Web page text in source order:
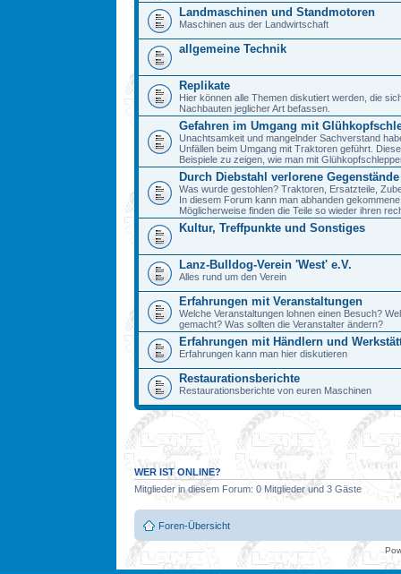
Landmaschinen und Standmotoren
Maschinen aus der Landwirtschaft
allgemeine Technik
Replikate
Hier können alle Themen diskutiert werden, die
Nachbauten jeglicher Art befassen.
Gefahren im Umgang mit
Unachtsamkeit und mangelnder Sachverstand
Unfällen beim Umgang mit Traktoren geführt.
Beispiele zu zeigen, wie man mit
Durch Diebstahl verlorene Gegenstände
Was wurde gestohlen? Traktoren, Ersatzteile,
In diesem Forum kann man abhanden
Möglicherweise finden die Teile so wieder ihren
Kultur, Treffpunkte und Sonstiges
Lanz-Bulldog-Verein 'West' e.V.
Alles rund um den Verein
Erfahrungen mit Veranstaltungen
Welche Veranstaltungen lohnen einen Besuch?
gemacht? Was sollten die Veranstalter ändern?
Erfahrungen mit Händlern und
Erfahrungen kann man hier diskutieren
Restaurationsberichte
Restaurationsberichte von euren Maschinen
WER IST ONLINE?
Mitglieder in diesem Forum: 0 Mitglieder und 3 Gäste
Foren-Übersicht